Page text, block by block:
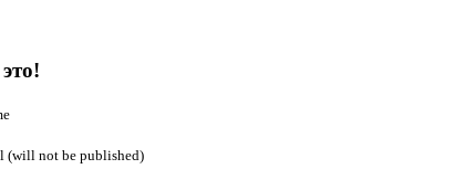
(will not be published)